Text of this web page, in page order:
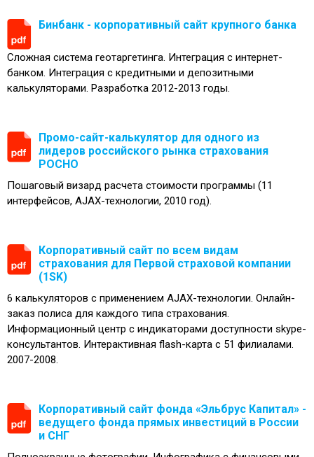
Бинбанк - корпоративный сайт крупного банка
Сложная система геотаргетинга. Интеграция с интернет-
банком. Интеграция с кредитными и депозитными
калькуляторами. Разработка 2012-2013 годы.
Промо-сайт-калькулятор для одного из
лидеров российского рынка страхования
РОСНО
Пошаговый визард расчета стоимости программы (11
интерфейсов, AJAX-технологии, 2010 год).
Корпоративный сайт по всем видам
страхования для Первой страховой компании
(1SK)
6 калькуляторов с применением AJAX-технологии. Онлайн-
заказ полиса для каждого типа страхования.
Информационный центр с индикаторами доступности skype-
консультантов. Интерактивная flash-карта с 51 филиалами.
2007-2008.
Корпоративный сайт фонда «Эльбрус Капитал» -
ведущего фонда прямых инвестиций в России
и СНГ